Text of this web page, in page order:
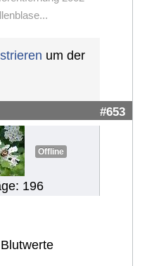
um der
#653
Offline
196